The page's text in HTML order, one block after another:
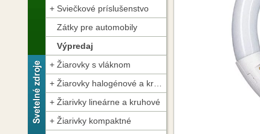
Sviečkové príslušenstvo
Zátky pre automobily
Výpredaj
Žiarovky s vláknom
Žiarovky halogénové a kryptónové
Žiarivky lineárne a kruhové
Žiarivky kompaktné